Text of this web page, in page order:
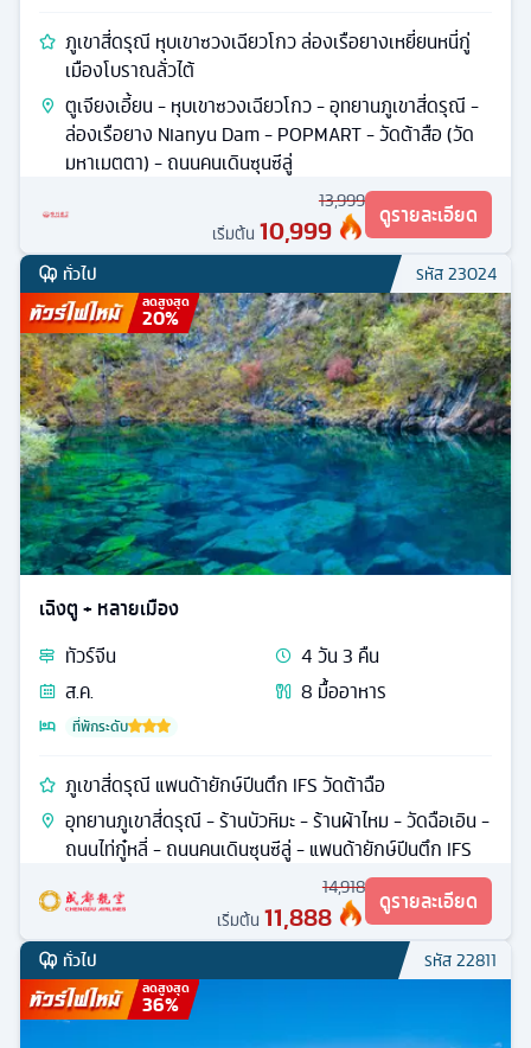
ภูเขาสี่ดรุณี หุบเขาซวงเฉียวโกว ล่องเรือยางเหยี่ยนหนี่กู่
เมืองโบราณลั่วไต้
ตูเจียงเอี้ยน - หุบเขาซวงเฉียวโกว - อุทยานภูเขาสี่ดรุณี -
ล่องเรือยาง Nianyu Dam - POPMART - วัดต้าสือ (วัด
มหาเมตตา) - ถนนคนเดินซุนซีลู่
13,999
เริ่มต้น 10,999 ดูรายละเอียด
ทั่วไป รหัส23024
ลดสูงสุด
20%
เฉิงตู + หลายเมือง
ทัวร์จีน 4วัน3 คืน
ส.ค.
8 มื้ออาหาร
ที่พักระดับ
ภูเขาสี่ดรุณี แพนด้ายักษ์ปีนตึก IFS วัดต้าฉือ
อุทยานภูเขาสี่ดรุณี - ร้านบัวหิมะ - ร้านผ้าไหม - วัดฉือเอิน -
ถนนไท่กู๋หลี่ - ถนนคนเดินซุนซีลู่ - แพนด้ายักษ์ปีนตึก IFS
14,918
เริ่มต้น 11,888 ดูรายละเอียด
ทั่วไป รหัส22811
ลดสูงสุด
36%